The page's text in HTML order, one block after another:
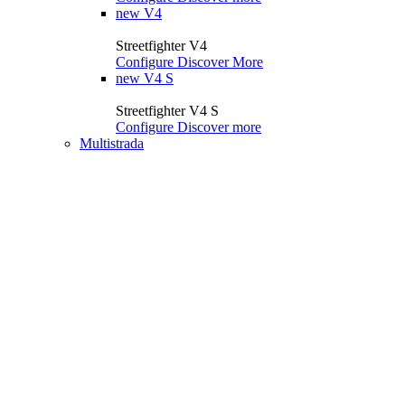
new V4
Streetfighter V4
Configure Discover More
new V4 S
Streetfighter V4 S
Configure Discover more
Multistrada